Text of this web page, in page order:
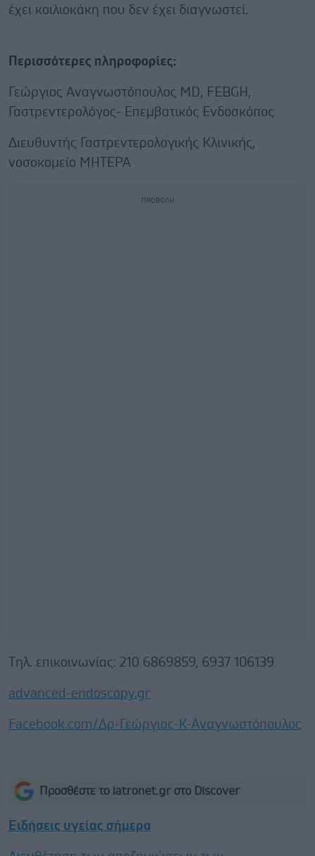
έχει κοιλιοκάκη που δεν έχει διαγνωστεί.
Περισσότερες πληροφορίες:
Γεώργιος Αναγνωστόπουλος ΜD, FEBGH,
Γαστρεντερολόγος- Επεμβατικός Ενδοσκόπος
Διευθυντής Γαστρεντερολογικής Κλινικής,
νοσοκομείο ΜΗΤΕΡΑ
Tηλ. επικοινωνίας: 210 6869859, 6937 106139
advanced-endoscopy.gr
Facebook.com/Δρ-Γεώργιος-Κ-Αναγνωστόπουλος
Προσθέστε το iatronet.gr στο Discover
Ειδήσεις υγείας σήμερα